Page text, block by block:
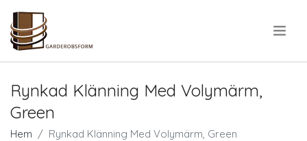
Rynkad Klänning Med Volymärm,
Green
Hem Rynkad Klänning Med Volymärm, Green